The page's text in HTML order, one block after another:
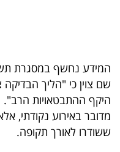
הכלכלי
פודקאסט
40
המידע נחשף במסגרת
שם צוין כי "הליך
היקף ההתבטאויות
מדובר באירוע נקודתי,
ששודרו לאורך תקופה.